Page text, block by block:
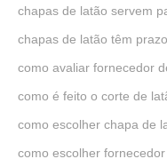
chapas de latão servem
chapas de latão têm
como avaliar fornecedor
como é feito o corte de
como escolher chapa de
como escolher